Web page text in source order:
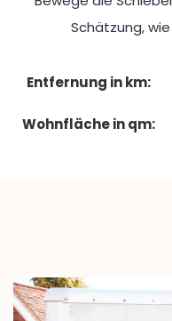
Schätzung,
Entfernung in km:
Wohnfläche in qm: